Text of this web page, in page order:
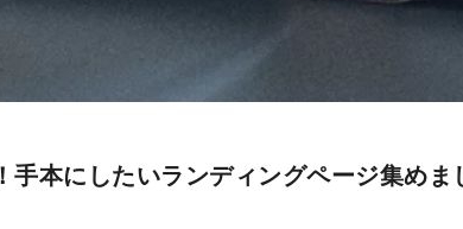
手本にしたいランディングページ集めま